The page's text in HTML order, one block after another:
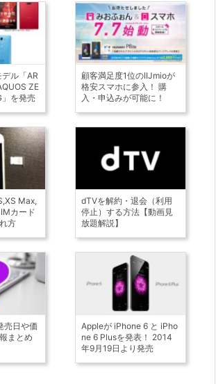
ル「AR
ZE
を発売
顧客満足度1位のIIJmioが
格安スマホに参入！ 購
入・申込みが可能に！
Max,
カード
方
dTVを解約・退会（利用
停止）する方法【動画見
放題解説】
売日や価
まとめ
Appleが iPhone 6 と iPho
ne 6 Plusを発表！ 2014
年9月19日より発売